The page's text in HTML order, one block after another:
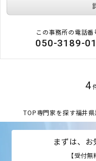
この事務所の電話番
050-3189-
4
TOP専門家を探す福井県
まずは、
【受付